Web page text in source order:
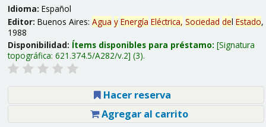
Idioma: Español
Editor: Buenos Aires: Agua y Energía Eléctrica, Sociedad del Estado,
1988
Disponibilidad: Ítems disponibles para préstamo: Signatura
topográfica: 621.374.5/A282/v.2 (3).
Hacer reserva
Agregar al carrito